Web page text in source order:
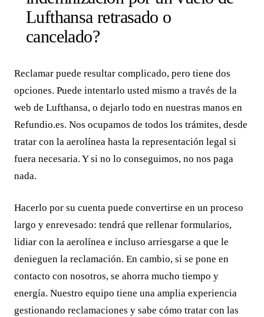
Lufthansa retrasado o
cancelado?
Reclamar puede resultar complicado, pero tiene dos
opciones. Puede intentarlo usted mismo a través de la
web de Lufthansa, o dejarlo todo en nuestras manos en
Refundio.es. Nos ocupamos de todos los trámites, desde
tratar con la aerolínea hasta la representación legal si
fuera necesaria. Y si no lo conseguimos, no nos paga
nada.
Hacerlo por su cuenta puede convertirse en un proceso
largo y enrevesado: tendrá que rellenar formularios,
lidiar con la aerolínea e incluso arriesgarse a que le
denieguen la reclamación. En cambio, si se pone en
contacto con nosotros, se ahorra mucho tiempo y
energía. Nuestro equipo tiene una amplia experiencia
gestionando reclamaciones y sabe cómo tratar con las